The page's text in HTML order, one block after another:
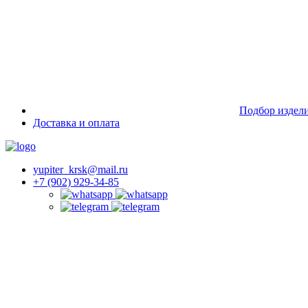
Подбор
Доставка и оплата
yupiter_krsk@mail.ru
+7 (902) 929-34-85